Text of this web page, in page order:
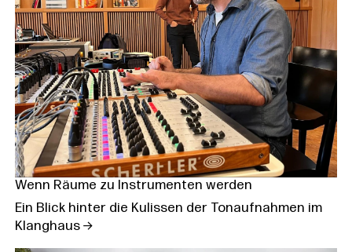
Wenn Räume zu Instrumenten werden
Ein Blick hinter die Kulissen der Tonaufnahmen im
Klanghaus